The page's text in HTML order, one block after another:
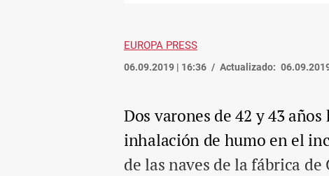
EUROPA PRESS
06.09.2019 | 16:36 Actualizado:
Dos varones de 42 y 43
inhalación de humo en el
de las naves de la fábrica